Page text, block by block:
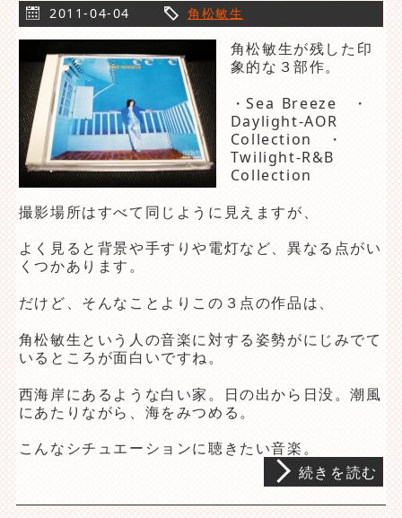
2011-04-04 角松敏生
角松敏生が残した印
象的な３部作。
・Sea Breeze ・
Daylight-AOR
Collection ・
Twilight-R&B
Collection
撮影場所はすべて同じように見えますが、
よく見ると背景や手すりや電灯など、異なる点がい
くつかあります。
だけど、そんなことよりこの３点の作品は、
角松敏生という人の音楽に対する姿勢がにじみでて
いるところが面白いですね。
西海岸にあるような白い家。日の出から日没。潮風
にあたりながら、海をみつめる。
こんなシチュエーションに聴きたい音楽。
続きを読む